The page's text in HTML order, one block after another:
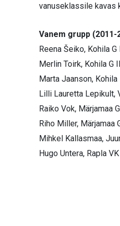
vanuseklassile kavas
Vanem grupp
Reena Šeiko,
Merlin Toirk,
Marta Jaanson,
Lilli Lauretta
Raiko Vok,
Riho Miller,
Mihkel Kallasmaa,
Hugo Untera,